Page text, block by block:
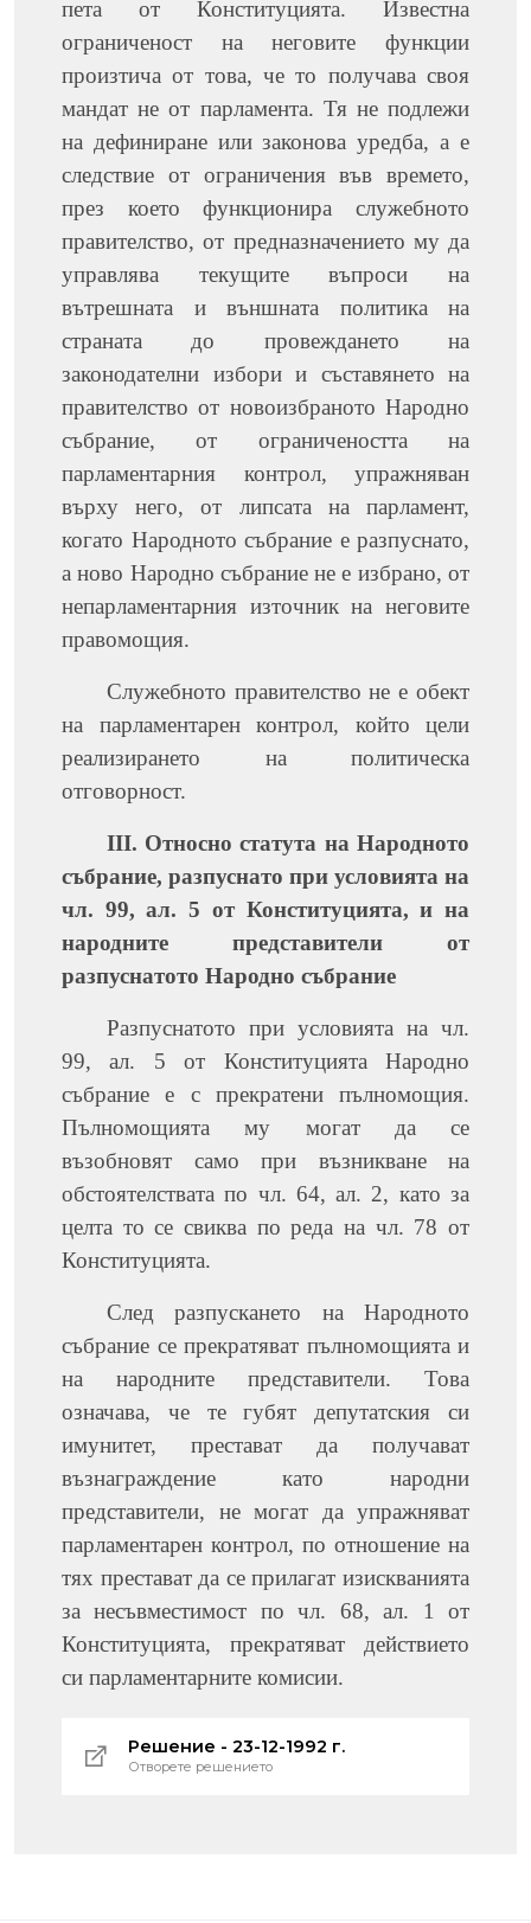
пета от Конституцията. Известна
ограниченост на неговите функции
произтича от това, че то получава своя
мандат не от парламента. Тя не подлежи
на дефиниране или законова уредба, а е
следствие от ограничения във времето,
през което функционира служебното
правителство, от предназначението му да
управлява текущите въпроси на
вътрешната и външната политика на
страната до провеждането на
законодателни избори и съставянето на
правителство от новоизбраното Народно
събрание, от ограничеността на
парламентарния контрол, упражняван
върху него, от липсата на парламент,
когато Народното събрание е разпуснато,
а ново Народно събрание не е избрано, от
непарламентарния източник на неговите
правомощия.
Служебното правителство не е обект
на парламентарен контрол, който цели
реализирането на политическа
отговорност.
III. Относно статута на Народното
събрание, разпуснато при условията на
чл. 99, ал. 5 от Конституцията, и на
народните представители от
разпуснатото Народно събрание
Разпуснатото при условията на чл.
99, ал. 5 от Конституцията Народно
събрание е с прекратени пълномощия.
Пълномощията му могат да се
възобновят само при възникване на
обстоятелствата по чл. 64, ал. 2, като за
целта то се свиква по реда на чл. 78 от
Конституцията.
След разпускането на Народното
събрание се прекратяват пълномощията и
на народните представители. Това
означава, че те губят депутатския си
имунитет, престават да получават
възнаграждение като народни
представители, не могат да упражняват
парламентарен контрол, по отношение на
тях престават да се прилагат изискванията
за несъвместимост по чл. 68, ал. 1 от
Конституцията, прекратяват действието
си парламентарните комисии.
Решение - 23-12-1992 г.
Отворете решението